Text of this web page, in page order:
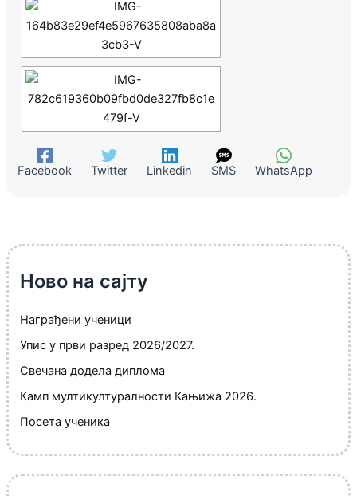
Facebook Twitter Linkedin SMS WhatsApp
Ново на сајту
Награђени ученици
Упис у први разред 2026/2027.
Свечана додела диплома
Камп мултикултуралности Кањижа 2026.
Посета ученика